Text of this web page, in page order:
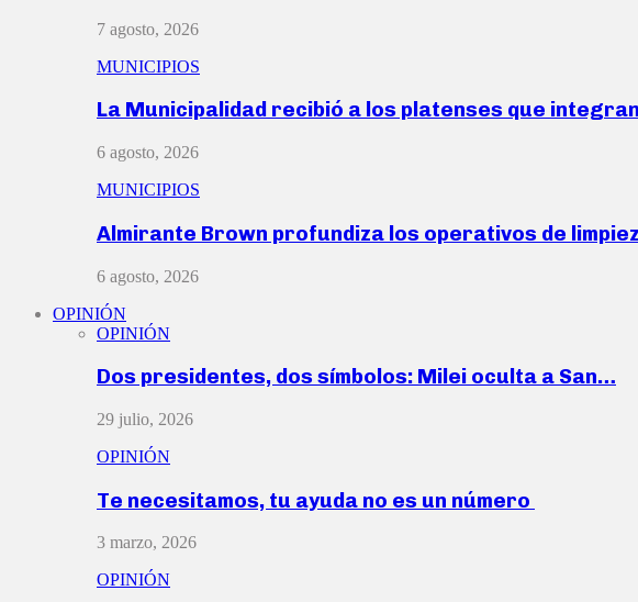
7 agosto, 2026
MUNICIPIOS
La Municipalidad recibió a los platenses que
6 agosto, 2026
MUNICIPIOS
Almirante Brown profundiza los operativos de
6 agosto, 2026
OPINIÓN
OPINIÓN
Dos presidentes, dos símbolos: Milei oculta a San…
29 julio, 2026
OPINIÓN
Te necesitamos, tu ayuda no es un número
3 marzo, 2026
OPINIÓN